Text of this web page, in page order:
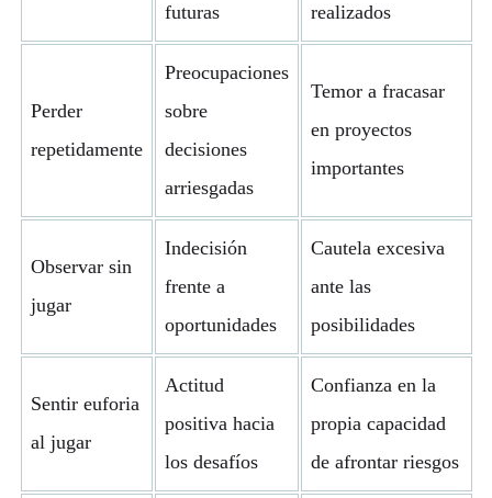
futuras
realizados
Perder
repetidamente
Preocupaciones
sobre
decisiones
arriesgadas
Temor a fracasar
en proyectos
importantes
Observar sin
jugar
Indecisión
frente a
oportunidades
Cautela excesiva
ante las
posibilidades
Sentir euforia
al jugar
Actitud
positiva hacia
los desafíos
Confianza en la
propia capacidad
de afrontar riesgos